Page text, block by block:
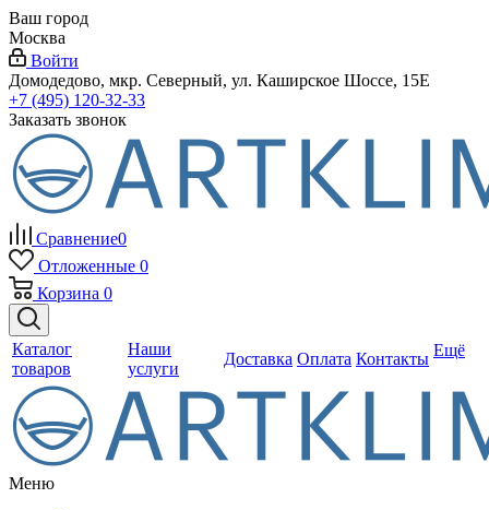
Ваш город
Москва
Войти
Домодедово, мкр. Северный, ул. Каширское Шоссе, 15Е
+7 (495) 120-32-33
Заказать звонок
Сравнение0
Отложенные 0
Корзина 0
Каталог
товаров
Наши
услуги
Доставка Оплата Контакты Ещё
Меню